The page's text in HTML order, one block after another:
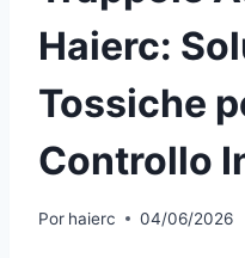
Haierc:
Tossiche
Controllo
Por haierc 04/06/2026